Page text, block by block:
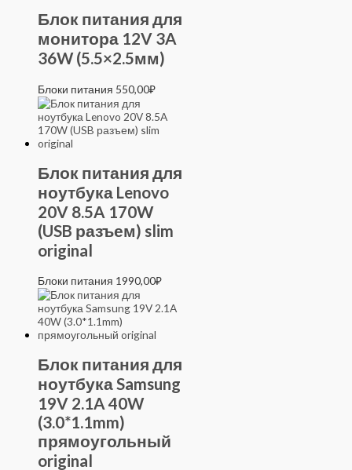
Блок питания для
монитора 12V 3A
36W (5.5×2.5мм)
Блоки питания 550,00₽
Блок питания для
ноутбука Lenovo
20V 8.5A 170W
(USB разъем) slim
original
Блоки питания 1990,00₽
Блок питания для
ноутбука Samsung
19V 2.1A 40W
(3.0*1.1mm)
прямоугольный
original